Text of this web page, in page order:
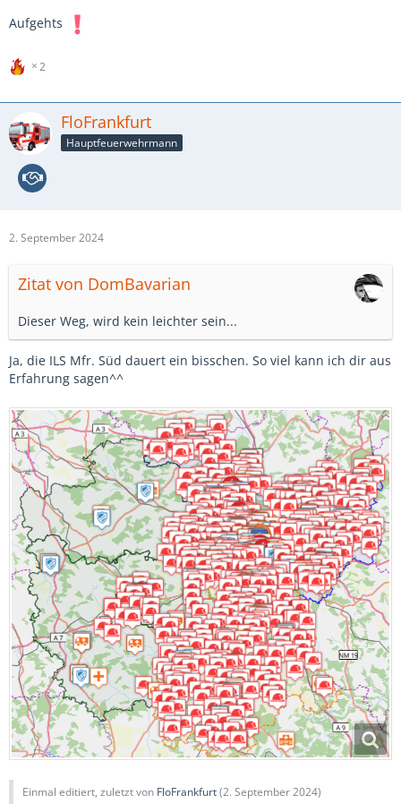
Aufgehts
2
FloFrankfurt
Hauptfeuerwehrmann
2. September 2024
Zitat von DomBavarian
Dieser Weg, wird kein leichter sein...
Ja, die ILS Mfr. Süd dauert ein bisschen. So viel kann ich dir aus
Erfahrung sagen^^
Einmal editiert, zuletzt von FloFrankfurt(2. September 2024)